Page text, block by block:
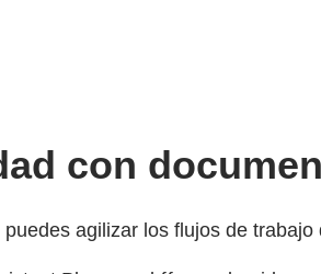
con
puedes agilizar los flujos de